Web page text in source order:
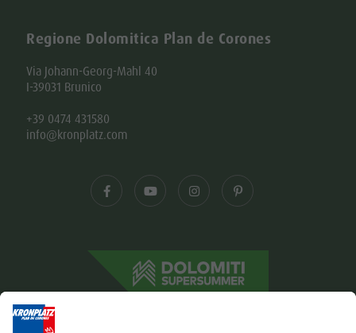
Regione Dolomitica Plan de Corones
Via Johann-Georg-Mahl 40
I-39031 Brunico
+39 0474 431580
info@kronplatz.com